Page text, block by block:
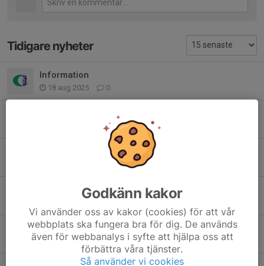
Tidigare nyheter
Information
18 aug 2025 0
1
Ändring träning 12/6
Uppdatering: ingen match på Nationaldagen
Samåkning bortamatch Grycksbo
30 maj 2025 11
Godkänn kakor
Vi använder oss av kakor (cookies) för att vår
webbplats ska fungera bra för dig. De används
även för webbanalys i syfte att hjälpa oss att
förbättra våra tjänster.
Så använder vi cookies